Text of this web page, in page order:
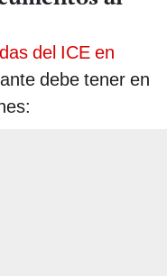
del ICE en
debe tener en